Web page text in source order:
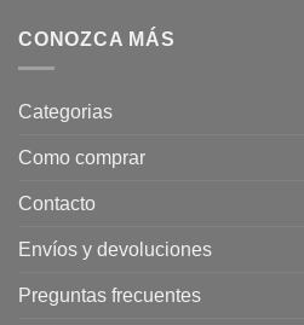
CONOZCA MÁS
Categorias
Como comprar
Contacto
Envíos y devoluciones
Preguntas frecuentes